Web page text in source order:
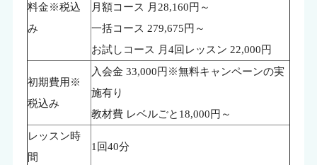
料金※税込
み
月額コース 月28,160円～
一括コース 279,675円～
お試しコース 月4回レッスン 22,000円
初期費用※
税込み
入会金 33,000円※無料キャンペーンの実
施有り
教材費 レベルごと18,000円～
レッスン時
間
1回40分